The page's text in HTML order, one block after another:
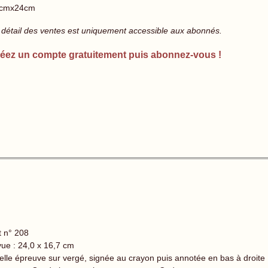
des ventes est uniquement accessible aux abonnés.
un compte gratuitement puis abonnez-vous !
n° 208
: 24,0 x 16,7 cm
épreuve sur vergé, signée au crayon puis annotée en bas à